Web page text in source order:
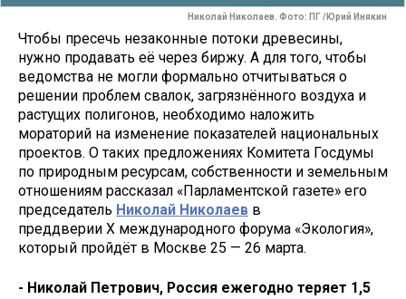
Николай Николаев. Фото: ПГ /Юрий Инякин
Чтобы пресечь незаконные потоки древесины,
нужно продавать её через биржу. А для того, чтобы
ведомства не могли формально отчитываться о
решении проблем свалок, загрязнённого воздуха и
растущих полигонов, необходимо наложить
мораторий на изменение показателей национальных
проектов. О таких предложениях Комитета Госдумы
по природным ресурсам, собственности и земельным
отношениям рассказал «Парламентской газете» его
председатель Николай Николаев в
преддверии X международного форума «Экология»,
который пройдёт в Москве 25 — 26 марта.
- Николай Петрович, Россия ежегодно теряет 1,5